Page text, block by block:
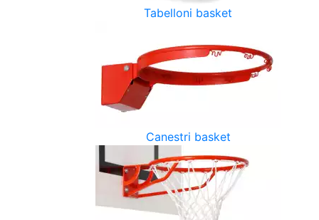
Tabelloni basket
Canestri basket